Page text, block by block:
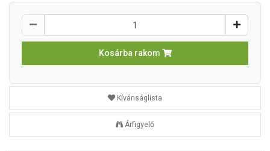
Kosárba rakom
Kívánságlista
Árfigyelő